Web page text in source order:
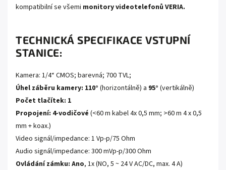
kompatibilní se všemi monitory videotelefonů VERIA.
TECHNICKÁ SPECIFIKACE VSTUPNÍ
STANICE:
Kamera: 1/4“ CMOS; barevná; 700 TVL;
Úhel záběru kamery: 110° (horizontálně) a 95° (vertikálně)
Počet tlačítek: 1
Propojení: 4-vodičové (<60 m kabel 4x 0,5 mm; >60 m 4 x 0,5
mm + koax.)
Video signál/impedance: 1 Vp-p/75 Ohm
Audio signál/impedance: 300 mVp-p/300 Ohm
Ovládání zámku: Ano, 1x (NO, 5 ~ 24 V AC/DC, max. 4 A)